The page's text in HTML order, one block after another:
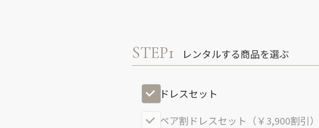
STEP1 レンタルする商品を選ぶ
ドレスセット
ペア割ドレスセット（￥3,900割引）